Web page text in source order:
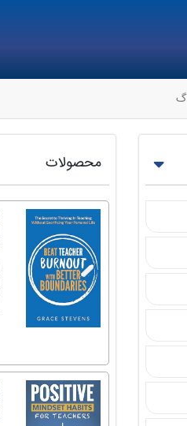
محصولات